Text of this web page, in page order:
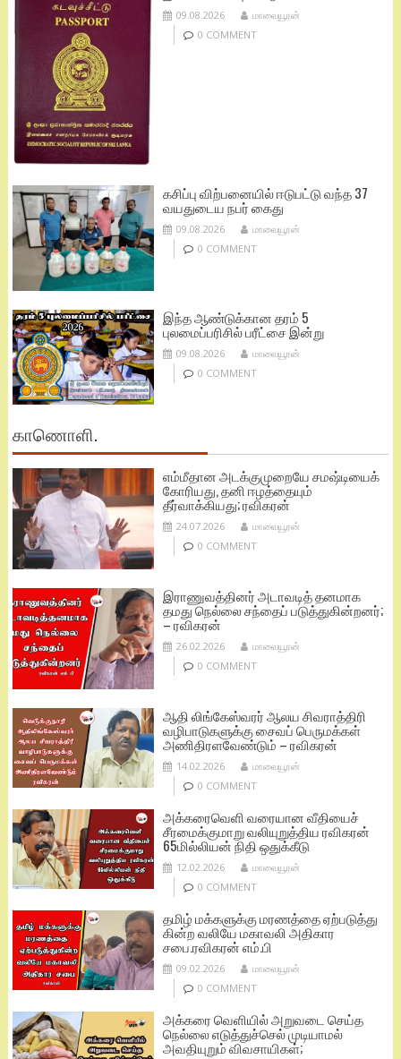
09.08.2026
மாவையூரன்
0 COMMENT
கசிப்பு விற்பனையில் ஈடுபட்டு வந்த 37
வயதுடைய நபர் கைது
09.08.2026
மாவையூரன்
0 COMMENT
இந்த ஆண்டுக்கான தரம் 5
புலமைப்பரிசில் பரீட்சை இன்று
09.08.2026
மாவையூரன்
0 COMMENT
காணொளி.
எம்மீதான அடக்குமுறையே சமஷ்டியைக்
கோரியது, தனி ஈழத்தையும்
தீர்வாக்கியது; ரவிகரன்
24.07.2026
மாவையூரன்
0 COMMENT
இராணுவத்தினர் அடாவடித் தனமாக
தமது நெல்லை சந்தைப் படுத்துகின்றனர்;
– ரவிகரன்
26.02.2026
மாவையூரன்
0 COMMENT
ஆதி லிங்கேஸ்வரர் ஆலய சிவராத்திரி
வழிபாடுகளுக்கு சைவப் பெருமக்கள்
அணிதிரளவேண்டும் – ரவிகரன்
14.02.2026
மாவையூரன்
0 COMMENT
அக்கரைவெளி வரையான வீதியைச்
சீரமைக்குமாறு வலியுறுத்திய ரவிகரன்
65மில்லியன் நிதி ஒதுக்கீடு
12.02.2026
மாவையூரன்
0 COMMENT
தமிழ் மக்களுக்கு மரணத்தை ஏற்படுத்து
கின்ற வலியே மகாவலி அதிகார
சபை.ரவிகரன் எம்.பி
09.02.2026
மாவையூரன்
0 COMMENT
அக்கரை வெளியில் அறுவடை செய்த
நெல்லை எடுத்துச்செல் முடியாமல்
அவதியுறும் விவசாயிகள்;